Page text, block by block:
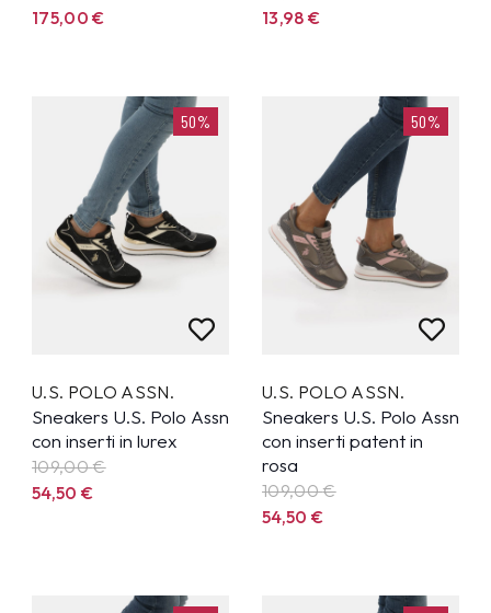
175,00€
13,98€
50%
U.S. POLO ASSN.
Sneakers U.S. Polo Assn
con inserti in lurex
109,00€
54,50€
50%
U.S. POLO ASSN.
Sneakers U.S. Polo Assn
con inserti patent in
rosa
109,00€
54,50€